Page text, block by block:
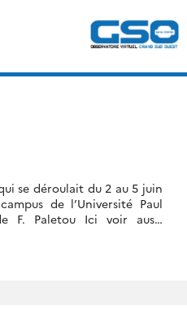
se déroulait du 2 au 5 juin
de l’Université Paul
F. Paletou Ici voir aussi